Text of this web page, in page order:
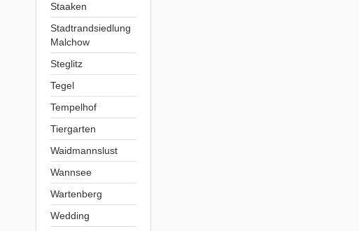
Staaken
Stadtrandsiedlung
Malchow
Steglitz
Tegel
Tempelhof
Tiergarten
Waidmannslust
Wannsee
Wartenberg
Wedding